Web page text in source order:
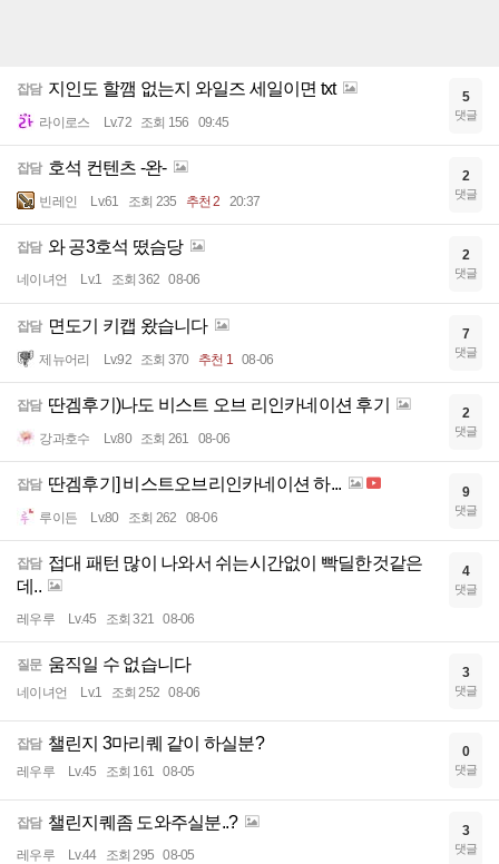
잡담 지인도 할깸 없는지 와일즈 세일이면 txt
라이로스 Lv.72 조회 156 09:45
5
댓글
잡담 호석 컨텐츠 -완-
빈레인 Lv.61 조회 235 추천 2 20:37
2
댓글
잡담 와 공3호석 떴슴당
네이녀언 Lv.1 조회 362 08-06
2
댓글
잡담 면도기 키캡 왔습니다
제뉴어리 Lv.92 조회 370 추천 1 08-06
7
댓글
잡담 딴겜후기)나도 비스트 오브 리인카네이션 후기
강과호수 Lv.80 조회 261 08-06
2
댓글
잡담 딴겜후기] 비스트오브리인카네이션 하...
루이든 Lv.80 조회 262 08-06
9
댓글
잡담 접대 패턴 많이 나와서 쉬는시간없이 빡딜한것같은
데..
레우루 Lv.45 조회 321 08-06
4
댓글
질문 움직일 수 없습니다
네이녀언 Lv.1 조회 252 08-06
3
댓글
잡담 챌린지 3마리퀘 같이 하실분?
레우루 Lv.45 조회 161 08-05
0
댓글
잡담 챌린지퀘좀 도와주실분..?
레우루 Lv.44 조회 295 08-05
3
댓글